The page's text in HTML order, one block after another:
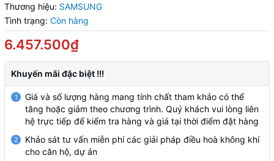
Thương hiệu: SAMSUNG
Tình trạng: Còn hàng
6.457.500₫
Khuyến mãi đặc biệt !!!
1
Giá và số lượng hàng mang tính chất tham khảo có thể
tăng hoặc giảm theo chương trình. Quý khách vui lòng liên
hệ trực tiếp để kiểm tra hàng và giá tại thời điểm đặt hàng
2
Khảo sát tư vấn miễn phí các giải pháp điều hoà không khí
cho căn hộ, dự án